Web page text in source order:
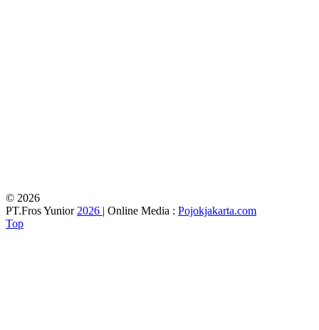
© 2026
PT.Fros Yunior 2026 | Online Media : Pojokjakarta.com
Top